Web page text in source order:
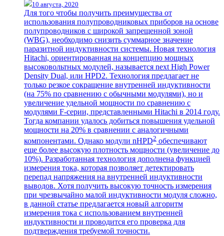
10 августа, 2020
Для того чтобы получить преимущества от
использования полупроводниковых приборов на основе
полупроводников с широкой запрещенной зоной
(WBG), необходимо снизить суммарное значение
паразитной индуктивности системы. Новая технология
Hitachi, ориентированная на концепцию мощных
высоковольтных модулей, называется next High Power
Density Dual, или HPD2. Технология предлагает не
только резкое сокращение внутренней индуктивности
(на 75% по сравнению с обычными модулями), но и
увеличение удельной мощности по сравнению с
модулями F-серии, представленными Hitachi в 2014 году.
Тогда компании удалось добиться повышения удельной
мощности на 20% в сравнении с аналогичными
компонентами. Однако модули nHPD2 обеспечивают
еще более высокую плотность мощности (увеличение до
10%). Разработанная технология дополнена функцией
измерения тока, которая позволяет детектировать
перепад напряжения на внутренней индуктивности
выводов. Хотя получить высокую точность измерения
при чрезвычайно малой индуктивности модуля сложно,
в данной статье предлагается новый алгоритм
измерения тока с использованием внутренней
индуктивности и проводится его проверка для
подтверждения требуемой точности.